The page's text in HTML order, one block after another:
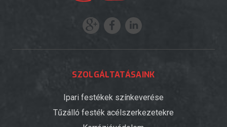
SZOLGÁLTATÁSAINK
Ipari festékek színkeverése
Tűzálló festék acélszerkezetekre